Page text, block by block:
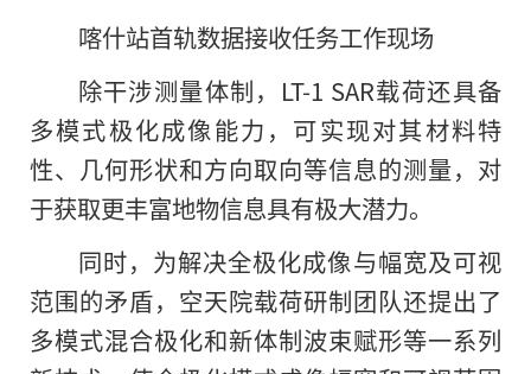
喀什站首轨数据接收任务工作现场
除干涉测量体制，LT-1 SAR载荷还具备
多模式极化成像能力，可实现对其材料特
性、几何形状和方向取向等信息的测量，对
于获取更丰富地物信息具有极大潜力。
同时，为解决全极化成像与幅宽及可视
范围的矛盾，空天院载荷研制团队还提出了
多模式混合极化和新体制波束赋形等一系列